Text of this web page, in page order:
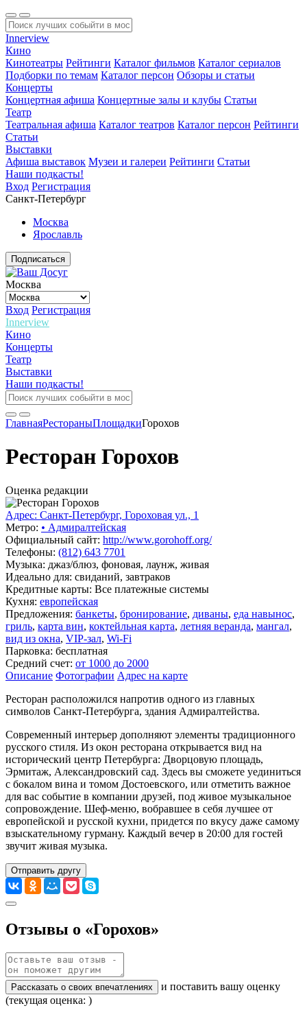
Innerview
Кино
Кинотеатры Рейтинги Каталог фильмов Каталог сериалов
Подборки по темам Каталог персон Обзоры и статьи
Концерты
Концертная афиша Концертные залы и клубы Статьи
Театр
Театральная афиша Каталог театров Каталог персон Рейтинги
Статьи
Выставки
Афиша выставок Музеи и галереи Рейтинги Статьи
Наши подкасты!
Вход Регистрация
Санкт-Петербург
Москва
Ярославль
Подписаться
Москва
Вход Регистрация
Innerview
Кино
Концерты
Театр
Выставки
Наши подкасты!
ГлавнаяРестораныПлощадкиГорохов
Ресторан Горохов
Оценка редакции
Адрес: Санкт-Петербург, Гороховая ул., 1
Метро: • Адмиралтейская
Официальный сайт: http://www.gorohoff.org/
Телефоны: (812) 643 7701
Музыка: джаз/блюз, фоновая, лаунж, живая
Идеально для: свиданий, завтраков
Кредитные карты: Все платежные системы
Кухня: европейская
Предложения: банкеты, бронирование, диваны, еда навынос,
гриль, карта вин, коктейльная карта, летняя веранда, мангал,
вид из окна, VIP-зал, Wi-Fi
Парковка: бесплатная
Средний счет: от 1000 до 2000
Описание Фотографии Адрес на карте
Ресторан расположился напротив одного из главных
символов Санкт-Петербурга, здания Адмиралтейства.
Современный интерьер дополняют элементы традиционного
русского стиля. Из окон ресторана открывается вид на
исторический центр Петербурга: Дворцовую площадь,
Эрмитаж, Александровский сад. Здесь вы сможете уединиться
с бокалом вина и томом Достоевского, или отметить важное
для вас событие в компании друзей, под живое музыкальное
сопровождение. Шеф-меню, вобравшее в себя лучшее от
европейской и русской кухни, придется по вкусу даже самому
взыскательному гурману. Каждый вечер в 20:00 для гостей
звучит живая музыка.
Отправить другу
Отзывы о «Горохов»
Рассказать о своих впечатлениях
и поставить вашу оценку
(текущая оценка: )